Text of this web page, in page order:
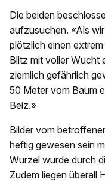
Die beiden
aufzusuchen. «Als
plötzlich einen
Blitz mit voller Wucht
ziemlich gefährlich
50 Meter vom Baum
Beiz.»
Bilder vom
heftig gewesen sein
Wurzel wurde durch
Zudem liegen überall